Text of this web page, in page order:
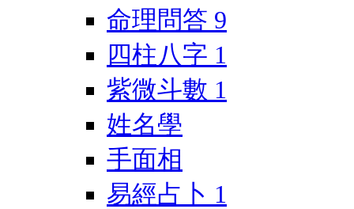
命理問答 9
四柱八字 1
紫微斗數 1
姓名學
手面相
易經占卜 1